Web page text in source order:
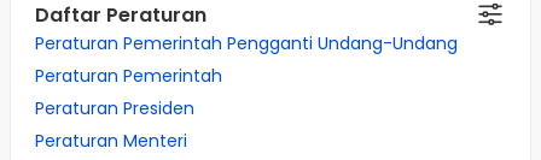
Daftar Peraturan
Peraturan Pemerintah Pengganti Undang-Undang
Peraturan Pemerintah
Peraturan Presiden
Peraturan Menteri